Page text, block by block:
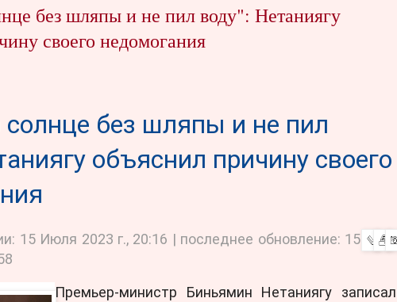
без шляпы и не пил воду": Нетаниягу
своего недомогания
без шляпы и не пил
объяснил причину своего
15 Июля 2023 г., 20:16 | последнее обновление: 15
Премьер-министр Биньямин Нетаниягу записал